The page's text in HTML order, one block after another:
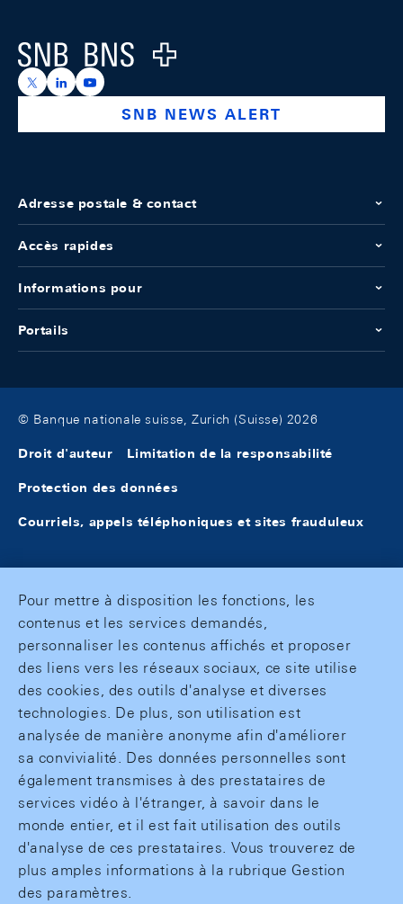
Logo
https://x.com/snb_bns
https://ch.linkedin.com/company/swiss-national-
https://www.youtube.com/@swissnationalbank
SNB NEWS ALERT
Adresse postale & contact
Accès rapides
Informations pour
Portails
© Banque nationale suisse, Zurich (Suisse) 2026
Droit d'auteur Limitation de la responsabilité
Protection des données
Courriels, appels téléphoniques et sites frauduleux
Pour mettre à disposition les fonctions, les
contenus et les services demandés,
personnaliser les contenus affichés et proposer
des liens vers les réseaux sociaux, ce site utilise
des cookies, des outils d'analyse et diverses
technologies. De plus, son utilisation est
analysée de manière anonyme afin d'améliorer
sa convivialité. Des données personnelles sont
également transmises à des prestataires de
services vidéo à l'étranger, à savoir dans le
monde entier, et il est fait utilisation des outils
d'analyse de ces prestataires. Vous trouverez de
plus amples informations à la rubrique Gestion
des paramètres.